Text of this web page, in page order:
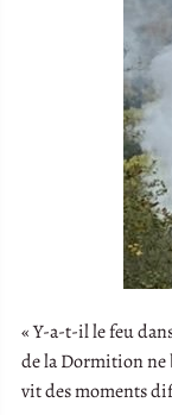
« Y-a-t-il le feu
de la Dormition ne
vit des moments